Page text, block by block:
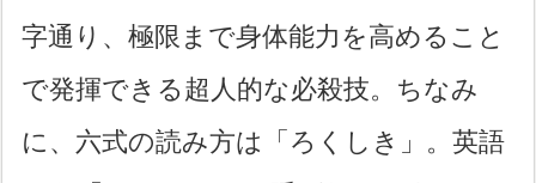
字通り、極限まで身体能力を高めること
で発揮できる超人的な必殺技。ちなみ
に、六式の読み方は「ろくしき」。英語